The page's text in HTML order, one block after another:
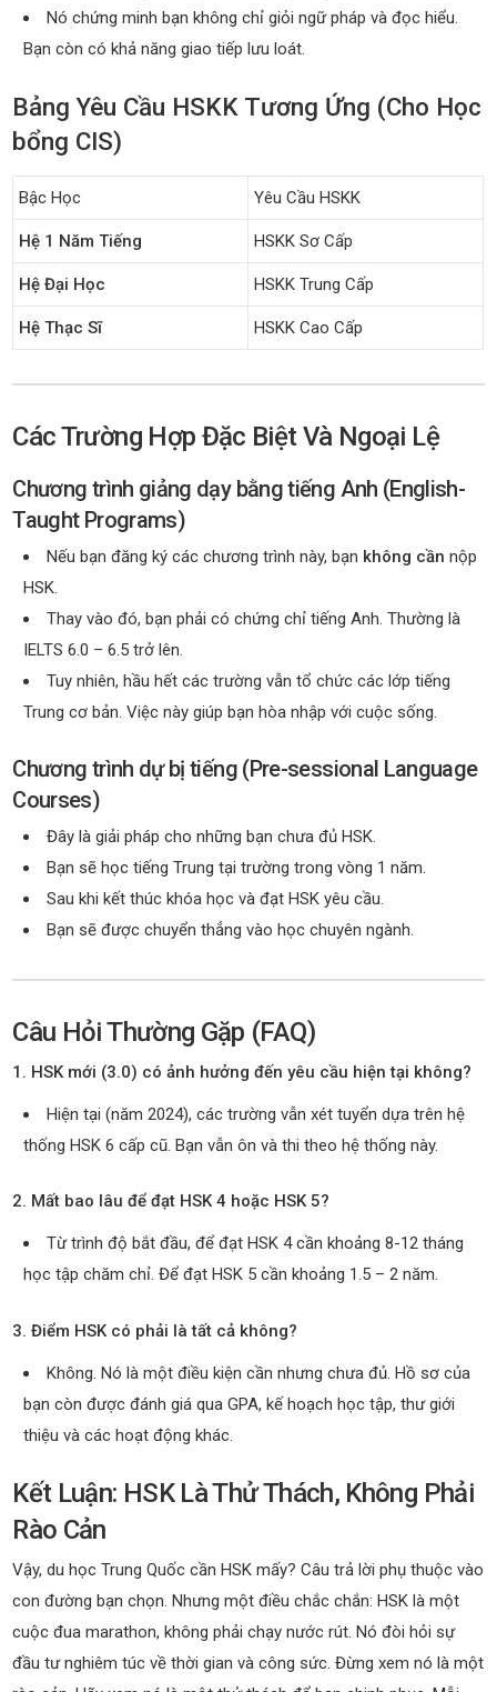
Nó chứng minh bạn không chỉ giỏi ngữ pháp và đọc hiểu.
Bạn còn có khả năng giao tiếp lưu loát.
Bảng Yêu Cầu HSKK Tương Ứng (Cho Học
bổng CIS)
Bậc Học Yêu Cầu HSKK
Hệ 1 Năm Tiếng HSKK Sơ Cấp
Hệ Đại Học HSKK Trung Cấp
Hệ Thạc Sĩ HSKK Cao Cấp
Các Trường Hợp Đặc Biệt Và Ngoại Lệ
Chương trình giảng dạy bằng tiếng Anh (English-
Taught Programs)
Nếu bạn đăng ký các chương trình này, bạn không cần nộp
HSK.
Thay vào đó, bạn phải có chứng chỉ tiếng Anh. Thường là
IELTS 6.0 – 6.5 trở lên.
Tuy nhiên, hầu hết các trường vẫn tổ chức các lớp tiếng
Trung cơ bản. Việc này giúp bạn hòa nhập với cuộc sống.
Chương trình dự bị tiếng (Pre-sessional Language
Courses)
Đây là giải pháp cho những bạn chưa đủ HSK.
Bạn sẽ học tiếng Trung tại trường trong vòng 1 năm.
Sau khi kết thúc khóa học và đạt HSK yêu cầu.
Bạn sẽ được chuyển thẳng vào học chuyên ngành.
Câu Hỏi Thường Gặp (FAQ)
1. HSK mới (3.0) có ảnh hưởng đến yêu cầu hiện tại không?
Hiện tại (năm 2024), các trường vẫn xét tuyển dựa trên hệ
thống HSK 6 cấp cũ. Bạn vẫn ôn và thi theo hệ thống này.
2. Mất bao lâu để đạt HSK 4 hoặc HSK 5?
Từ trình độ bắt đầu, để đạt HSK 4 cần khoảng 8-12 tháng
học tập chăm chỉ. Để đạt HSK 5 cần khoảng 1.5 – 2 năm.
3. Điểm HSK có phải là tất cả không?
Không. Nó là một điều kiện cần nhưng chưa đủ. Hồ sơ của
bạn còn được đánh giá qua GPA, kế hoạch học tập, thư giới
thiệu và các hoạt động khác.
Kết Luận: HSK Là Thử Thách, Không Phải
Rào Cản
Vậy, du học Trung Quốc cần HSK mấy? Câu trả lời phụ thuộc vào
con đường bạn chọn. Nhưng một điều chắc chắn: HSK là một
cuộc đua marathon, không phải chạy nước rút. Nó đòi hỏi sự
đầu tư nghiêm túc về thời gian và công sức. Đừng xem nó là một